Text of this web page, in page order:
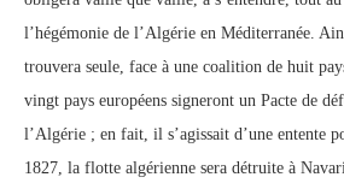
l’hégémonie de l’Algérie en Méditerranée.
trouvera seule, face à une coalition de huit
vingt pays européens signeront un Pacte de
l’Algérie ; en fait, il s’agissait d’une entente
1827, la flotte algérienne sera détruite à